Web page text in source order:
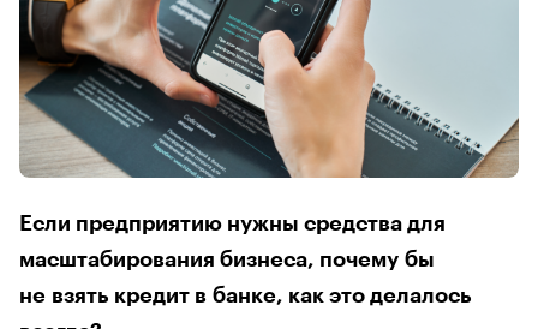
Если предприятию нужны средства для
масштабирования бизнеса, почему бы
не взять кредит в банке, как это делалось